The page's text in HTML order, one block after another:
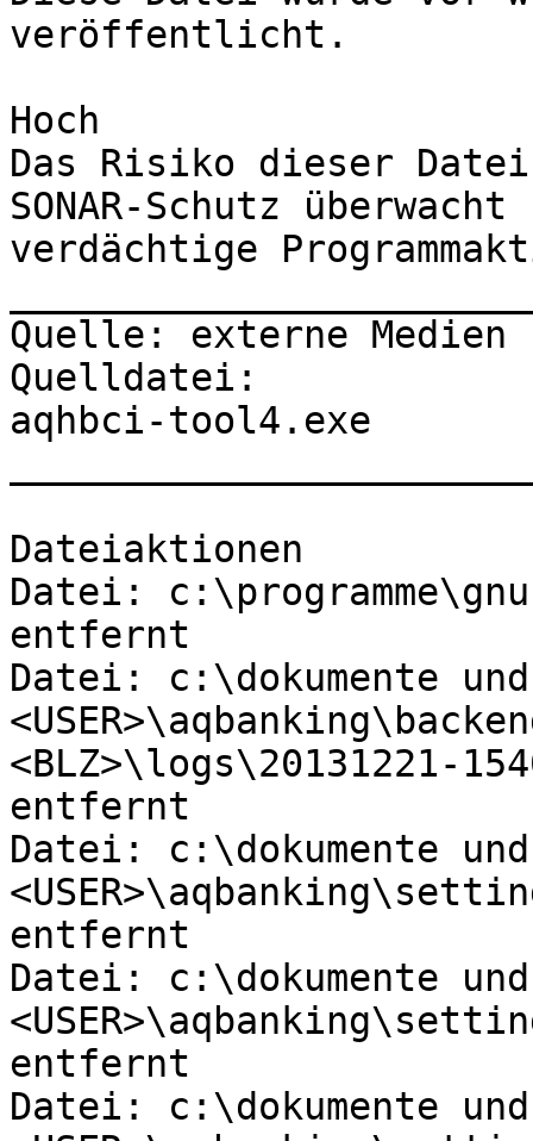
veröffentlicht.
Hoch
Das Risiko dieser
SONAR-Schutz
verdächtige
Quelle: externe Medien
Quelldatei:
aqhbci-tool4.exe
Dateiaktionen
Datei:
entfernt
Datei: c:\dokumente
<BLZ>\logs\20131221-
entfernt
Datei: c:\dokumente
entfernt
Datei: c:\dokumente
entfernt
Datei: c:\dokumente